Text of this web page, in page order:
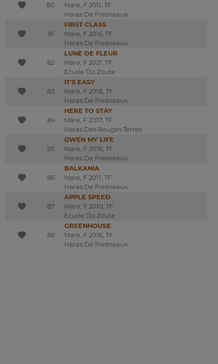
80
Mare, F 2011, TF
Haras De Fresneaux
81
FIRST CLASS
Mare, F 2015, TF
Haras De Fresneaux
82
LUNE DE FLEUR
Mare, F 2021, TF
Ecurie Du Zoute
83
IT'S EASY
Mare, F 2018, TF
Haras De Fresneaux
84
HERE TO STAY
Mare, F 2017, TF
Haras Des Rouges Terres
85
GWEN MY LIFE
Mare, F 2016, TF
Haras De Fresneaux
86
BALKANIA
Mare, F 2011, TF
Haras De Fresneaux
87
APPLE SPEED
Mare, F 2010, TF
Ecurie Du Zoute
88
GREENHOUSE
Mare, F 2016, TF
Haras De Fresneaux